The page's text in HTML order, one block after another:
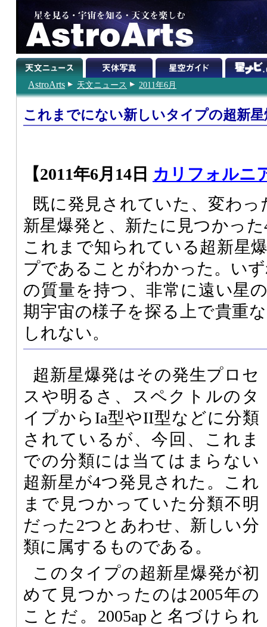
AstroArts 天文ニュース 2011年6月
これまでにない新しいタイプの超新
【2011年6月14日 カリフォルニ
既に発見されていた、変わ
新星爆発と、新たに見つかっ
これまで知られている超新星
プであることがわかった。い
の質量を持つ、非常に遠い星
期宇宙の様子を探る上で貴重
しれない。
超新星爆発はその発生プロセ
スや明るさ、スペクトルのタ
イプからIa型やII型などに分類
されているが、今回、これま
での分類には当てはまらない
超新星が4つ発見された。これ
まで見つかっていた分類不明
だった2つとあわせ、新しい分
類に属するものである。
このタイプの超新星爆発が初
めて見つかったのは2005年の
ことだ。2005apと名づけられ